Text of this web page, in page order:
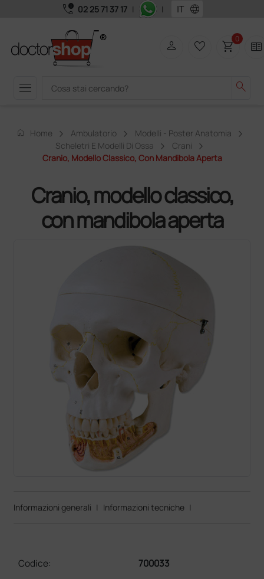
call_quality 02 25 71 37 17 | | language
menu search
person favorite_border shopping_cart0 two_pager
home Home Ambulatorio
Modelli - Poster Anatomia
Scheletri E Modelli Di Ossa
Crani
Cranio, Modello Classico, Con Mandibola Aperta
Cranio, modello classico,
con mandibola aperta
Informazioni generali | Informazioni tecniche |
Codice:
700033